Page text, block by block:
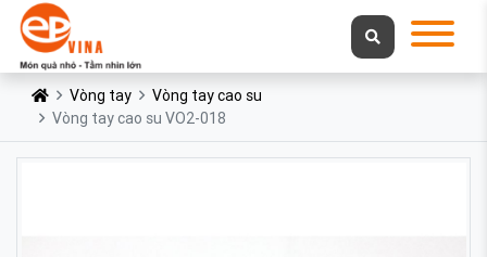
Vòng tay
Vòng tay cao su
Vòng tay cao su VO2-018